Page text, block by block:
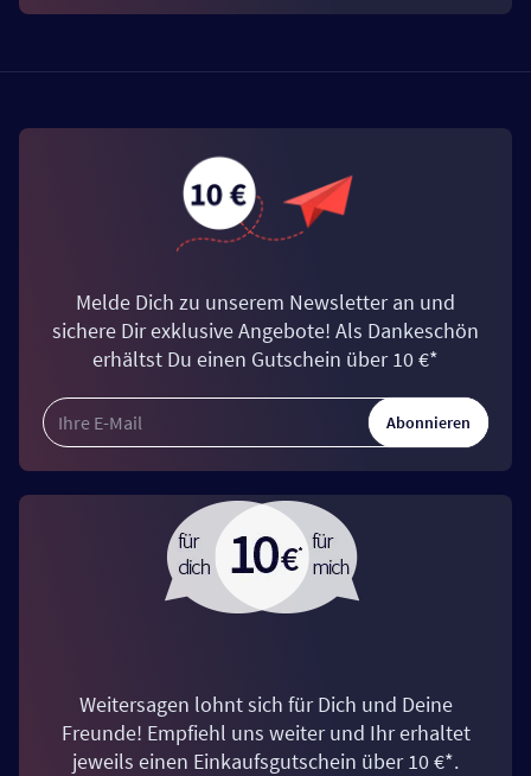
Melde Dich zu unserem Newsletter an und
sichere Dir exklusive Angebote! Als Dankeschön
erhältst Du einen Gutschein über 10 €*
Abonnieren
Weitersagen lohnt sich für Dich und Deine
Freunde! Empfiehl uns weiter und Ihr erhaltet
jeweils einen Einkaufsgutschein über 10 €*.